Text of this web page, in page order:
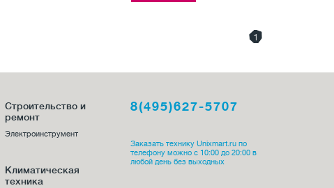
1
Строительство и
ремонт
Электроинструмент
Климатическая
техника
8(495)627-5707
Заказать технику Unixmart.ru по
телефону можно с 10:00 до 20:00 в
любой день без выходных